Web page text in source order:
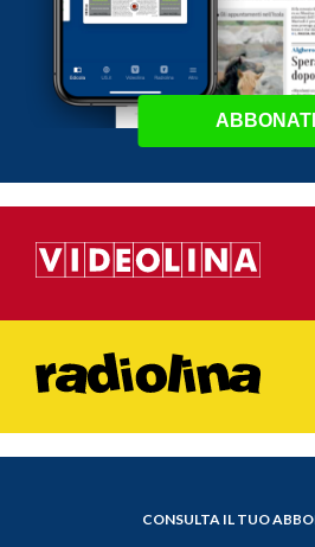
ABBONATI
CONSULTA IL TUO